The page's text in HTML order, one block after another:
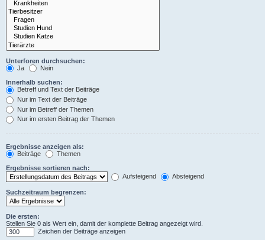
Unterforen durchsuchen:
Ja
Nein
Innerhalb suchen:
Betreff und Text der Beiträge
Nur im Text der Beiträge
Nur im Betreff der Themen
Nur im ersten Beitrag der Themen
Ergebnisse anzeigen als:
Beiträge
Themen
Ergebnisse sortieren nach:
Aufsteigend
Absteigend
Suchzeitraum begrenzen:
Die ersten:
Stellen Sie 0 als Wert ein, damit der komplette Beitrag angezeigt wird.
Zeichen der Beiträge anzeigen